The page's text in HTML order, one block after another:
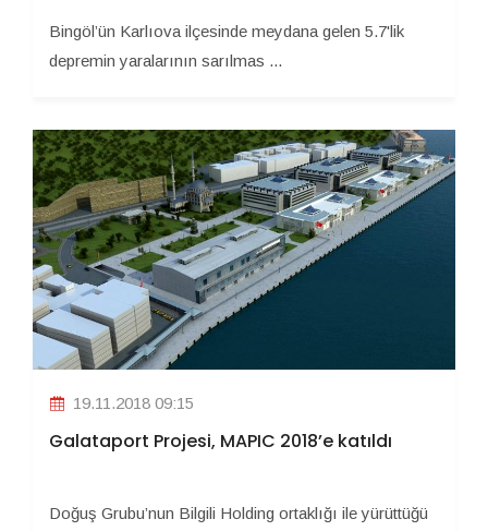
Bingöl’ün Karlıova ilçesinde meydana gelen 5.7'lik
depremin yaralarının sarılmas ...
19.11.2018 09:15
Galataport Projesi, MAPIC 2018’e katıldı
Doğuş Grubu’nun Bilgili Holding ortaklığı ile yürüttüğü